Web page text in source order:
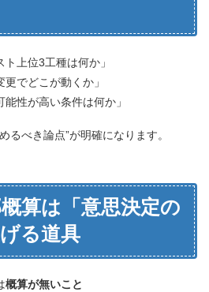
ト上位3工種は何か」
更でどこが動くか」
能性が高い条件は何か」
るべき論点”が明確になります。
算は「意思決定の
る道具
概算が無いこと